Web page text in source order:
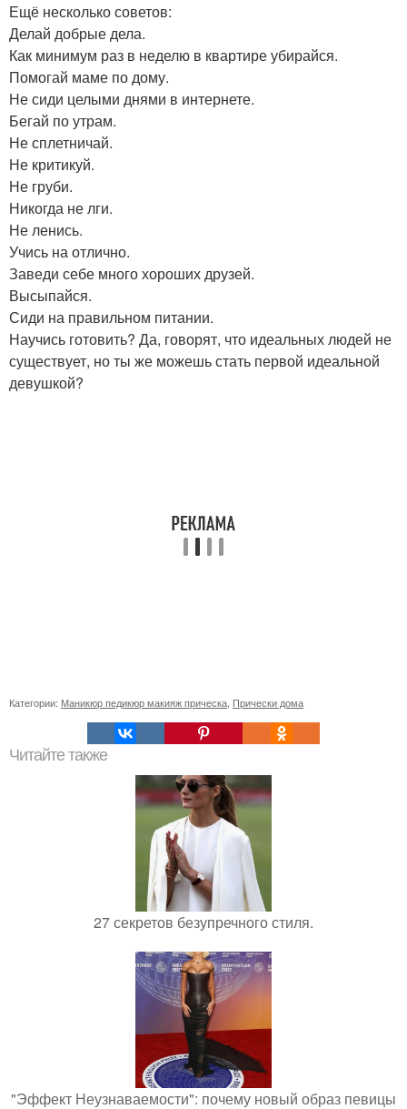
Ещё несколько советов:
Делай добрые дела.
Как минимум раз в неделю в квартире убирайся.
Помогай маме по дому.
Не сиди целыми днями в интернете.
Бегай по утрам.
Не сплетничай.
Не критикуй.
Не груби.
Никогда не лги.
Не ленись.
Учись на отлично.
Заведи себе много хороших друзей.
Высыпайся.
Сиди на правильном питании.
Научись готовить? Да, говорят, что идеальных людей не
существует, но ты же можешь стать первой идеальной
девушкой?
Категории: Маникюр педикюр макияж прическа Прически дома
Читайте также
27 секретов безупречного стиля.
"Эффект Неузнаваемости": почему новый образ певицы